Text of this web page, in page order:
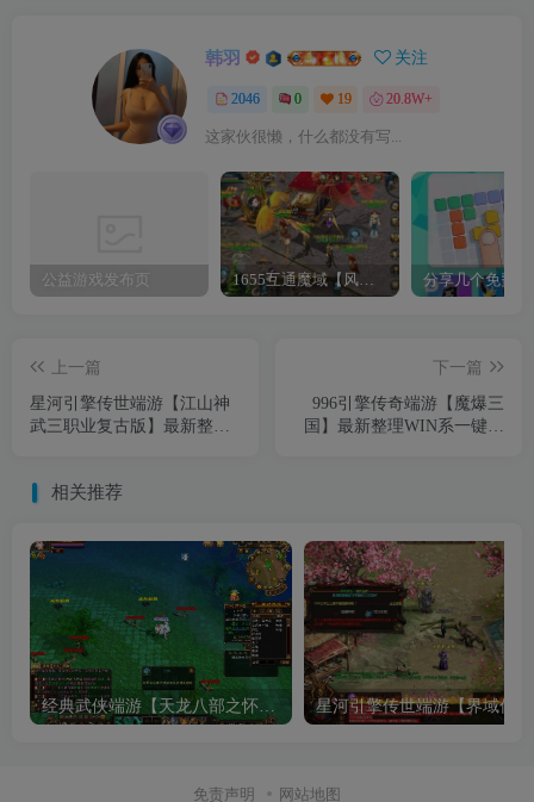
韩羽 关注
2046 0 19 20.8W+
这家伙很懒，什么都没有写...
公益游戏发布页 1655互通魔域【风雪天下第二季】最新整理Win系半手工服务端+本地验证+本地注册+全套工具+详细搭建教程
上一篇
星河引擎传世端游【江山神
武三职业复古版】最新整理
下一篇
996引擎传奇端游【魔爆三
国】最新整理WIN系一键即
相关推荐
免责声明 网站地图